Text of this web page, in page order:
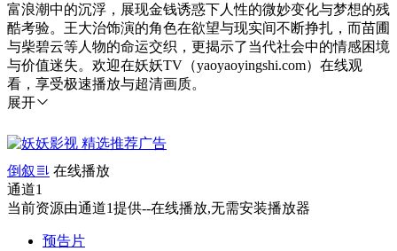
富浪潮中的沉浮，展现金钱诱惑下人性的微妙变化与梦想的残
酷考验。王大治饰演的角色在欲望与现实间不断挣扎，而苗圃
与柴碧云等人物的命运交织，更揭示了当代社会中的情感困境
与价值迷失。欢迎在妖妖TV（yaoyaoyingshi.com）在线观
看，享受极速播放与超清画质。
展开
倒叙
在线播放
通道1
当前资源由通道1提供--在线播放,无需安装播放器
预告片